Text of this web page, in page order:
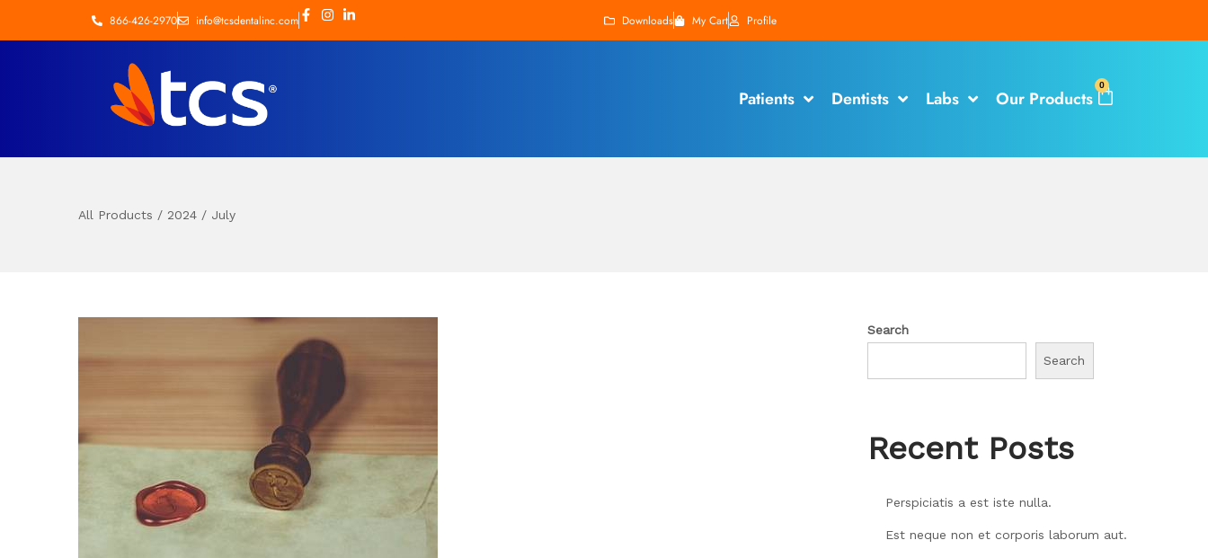
866-426-2970 info@tcsdentalinc.com Downloads My Cart Profile
Patients Dentists Labs Our Products
0
All Products / 2024 / July
Search
Search
Recent Posts
Perspiciatis a est iste nulla.
Est neque non et corporis laborum aut.